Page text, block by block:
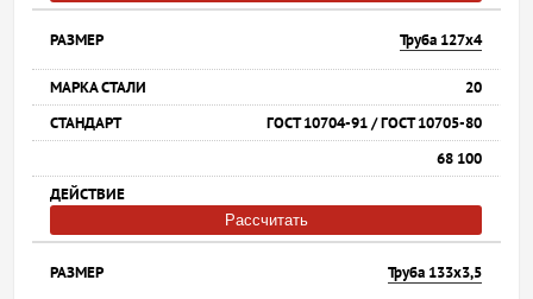
Труба 127х4
20
ГОСТ 10704-91 / ГОСТ 10705-80
68 100
Рассчитать
Труба 133х3,5